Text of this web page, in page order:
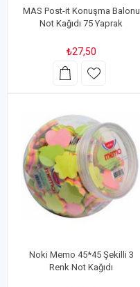
MAS Post-it Konuşma Balonu
Not Kağıdı 75 Yaprak
₺27,50
Noki Memo 45*45 Şekilli 3
Renk Not Kağıdı